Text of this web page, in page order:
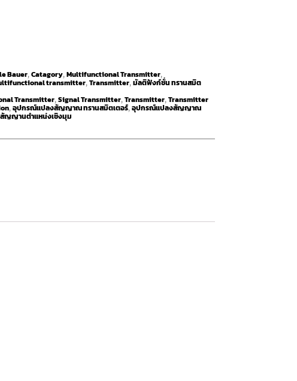
Bauer,Catagory,Multifunctional Transmitter,
transmitter,Transmitter,มัลติฟังก์ชั่น ทรานสมิต
Transmitter,Signal Transmitter,Transmitter,Transmitter
,อุปกรณ์แปลงสัญญาณ ทรานสมิตเตอร์,อุปกรณ์แปลงสัญญาณ
สัญญานตำแหน่งเชิงมุม